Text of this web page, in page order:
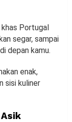
khas Portugal
segar, sampai
depan kamu.
enak,
sisi kuliner